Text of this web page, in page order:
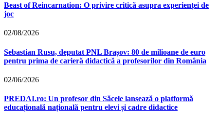
Beast of Reincarnation: O privire critică asupra experienței de
joc
02/08/2026
Sebastian Rusu, deputat PNL Brașov: 80 de milioane de euro
pentru prima de carieră didactică a profesorilor din România
02/06/2026
PREDAI.ro: Un profesor din Săcele lansează o platformă
educațională națională pentru elevi și cadre didactice